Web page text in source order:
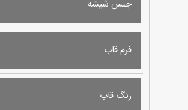
جنس شیشه
فرم قاب
رنگ قاب